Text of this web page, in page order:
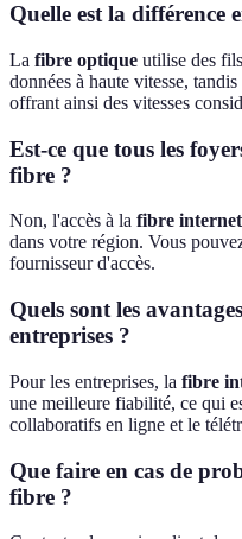
Quelle est la différence
La fibre optique utilise des
données à haute vitesse,
offrant ainsi des vitesses
Est-ce que tous les
fibre ?
Non, l'accès à la fibre internet
dans votre région. Vous
fournisseur d'accès.
Quels sont les
entreprises ?
Pour les entreprises, la fibre
une meilleure fiabilité, ce qui
collaboratifs en ligne et le
Que faire en cas de
fibre ?